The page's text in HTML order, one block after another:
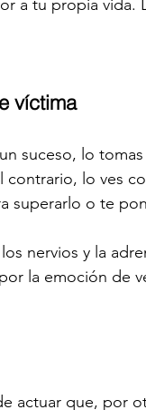
a tu propia vida.
víctima
suceso, lo
lo ves
superarlo o te
nervios y la
la emoción de
actuar que, por